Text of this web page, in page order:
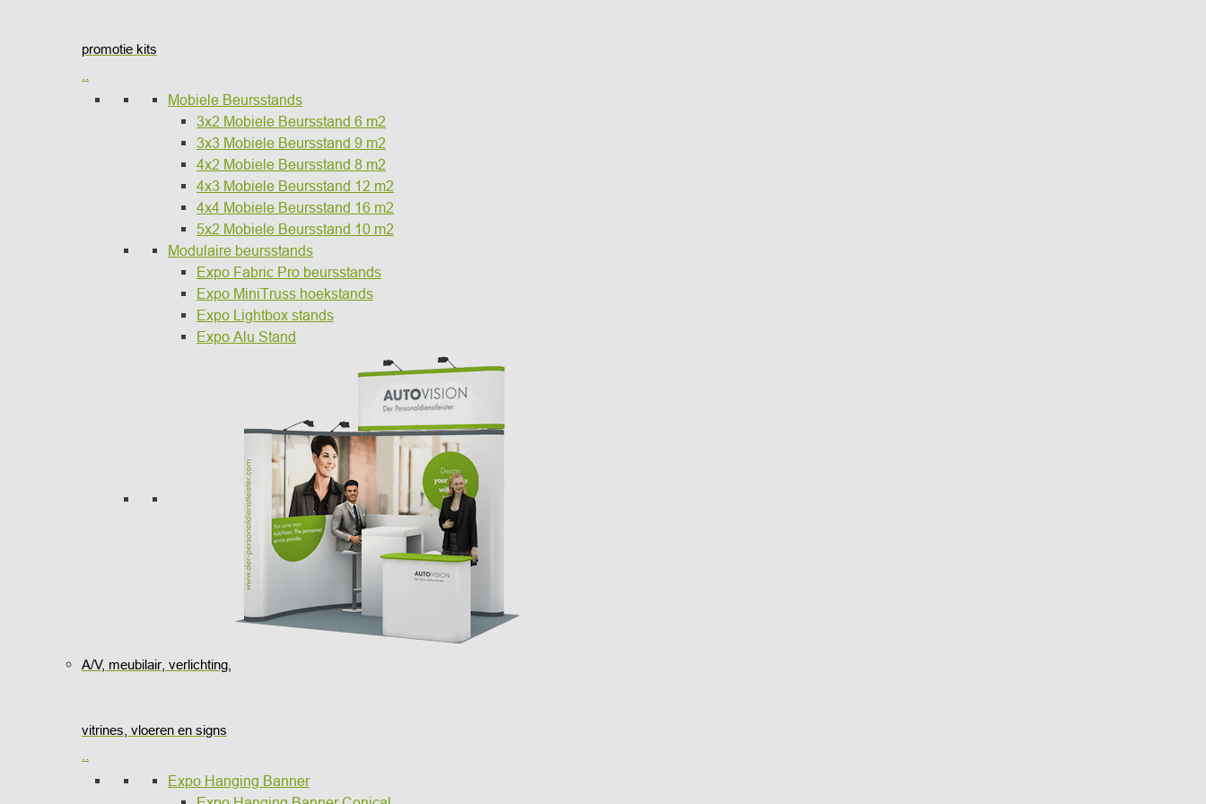
promotie kits
Mobiele Beursstands
3x2 Mobiele Beursstand 6 m2
3x3 Mobiele Beursstand 9 m2
4x2 Mobiele Beursstand 8 m2
4x3 Mobiele Beursstand 12 m2
4x4 Mobiele Beursstand 16 m2
5x2 Mobiele Beursstand 10 m2
Modulaire beursstands
Expo Fabric Pro beursstands
Expo MiniTruss hoekstands
Expo Lightbox stands
Expo Alu Stand
A/V, meubilair, verlichting,
vitrines, vloeren en signs
Expo Hanging Banner